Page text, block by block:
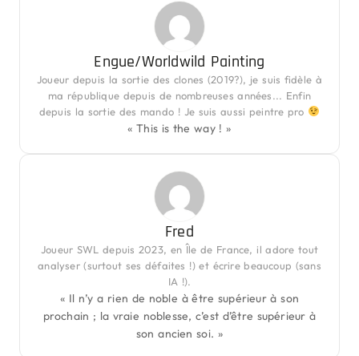
Engue/Worldwild Painting
Joueur depuis la sortie des clones (2019?), je suis fidèle à
ma république depuis de nombreuses années... Enfin
depuis la sortie des mando ! Je suis aussi peintre pro
« This is the way ! »
Fred
Joueur SWL depuis 2023, en Île de France, il adore tout
analyser (surtout ses défaites !) et écrire beaucoup (sans
IA !).
« Il n’y a rien de noble à être supérieur à son
prochain ; la vraie noblesse, c’est d’être supérieur à
son ancien soi. »